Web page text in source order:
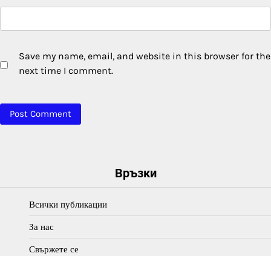
Save my name, email, and website in this browser for the
next time I comment.
Връзки
Всички публикации
За нас
Свържете се